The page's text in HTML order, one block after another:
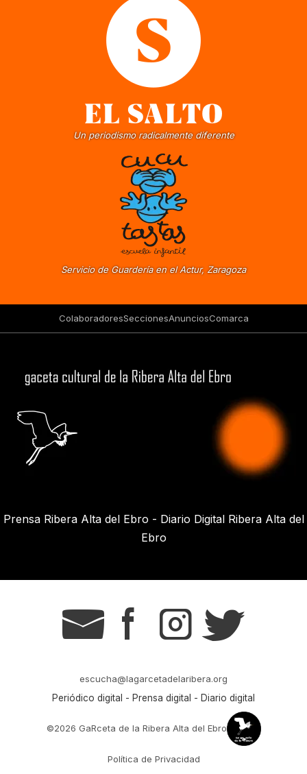
Un periodismo radicalmente diferente
Servicio de Guardería en el Actur, Zaragoza
ColaboradoresSeccionesAnunciosComarca
Prensa Ribera Alta del Ebro - Diario Digital Ribera Alta del
Ebro
g s t r
escucha@lagarcetadelaribera.org
Periódico digital - Prensa digital - Diario digital
©2026 GaRceta de la Ribera Alta del Ebro
Política de Privacidad